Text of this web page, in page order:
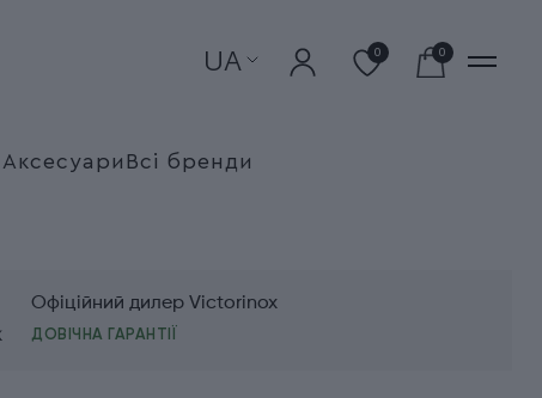
UA 0 0
Аксесуари Всі бренди
Офіційний дилер Victorinox
ДОВІЧНА ГАРАНТІЇ